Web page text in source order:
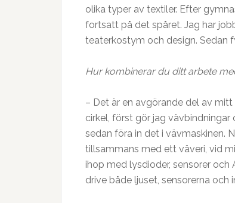
olika typer av textiler. Efter
fortsatt på det spåret. Jag har
teaterkostym och design. Sedan
Hur kombinerar du ditt arbete
– Det är en avgörande del av
cirkel, först gör jag
sedan föra in det i vävmaskinen.
tillsammans med ett väveri, vid
ihop med lysdioder, sensorer
drive både ljuset, sensorerna och